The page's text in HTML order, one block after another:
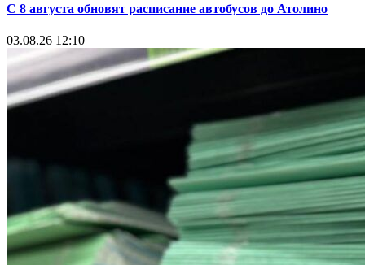
С 8 августа обновят расписание автобусов до Атолино
03.08.26 12:10